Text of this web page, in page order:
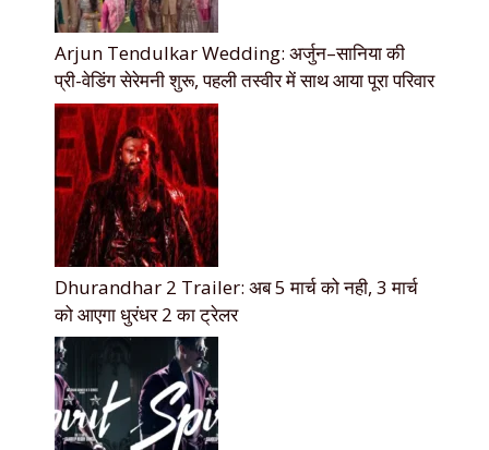
Arjun Tendulkar Wedding: अर्जुन–सानिया की
प्री-वेडिंग सेरेमनी शुरू, पहली तस्वीर में साथ आया पूरा परिवार
Dhurandhar 2 Trailer: अब 5 मार्च को नही, 3 मार्च
को आएगा धुरंधर 2 का ट्रेलर